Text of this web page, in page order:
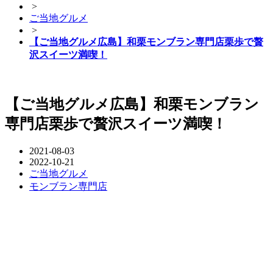
>
ご当地グルメ
>
【ご当地グルメ広島】和栗モンブラン専門店栗歩で贅
沢スイーツ満喫！
【ご当地グルメ広島】和栗モンブラン
専門店栗歩で贅沢スイーツ満喫！
2021-08-03
2022-10-21
ご当地グルメ
モンブラン専門店